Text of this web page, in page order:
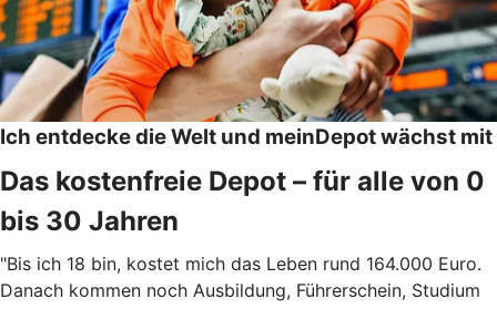
Ich entdecke die Welt und meinDepot wächst mit
Das kostenfreie Depot – für alle von 0
bis 30 Jahren
"Bis ich 18 bin, kostet mich das Leben rund 164.000 Euro.
Danach kommen noch Ausbildung, Führerschein, Studium